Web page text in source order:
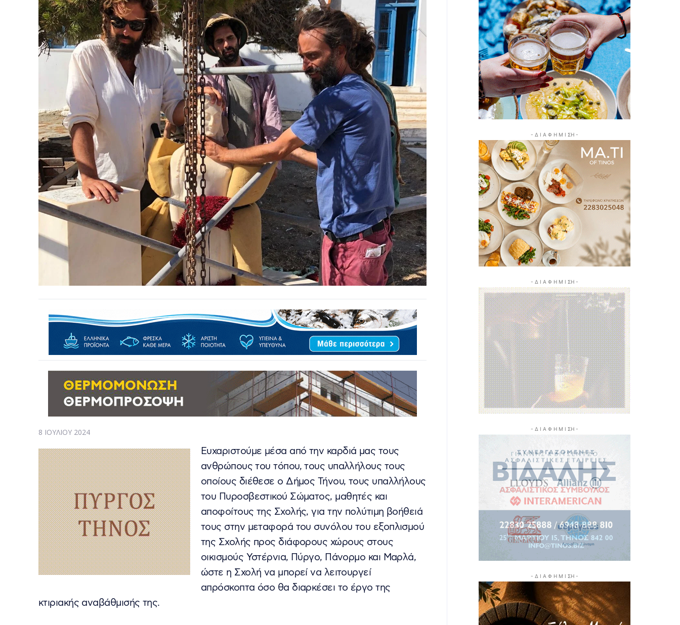
8 ΙΟΥΛΊΟΥ 2024
Ευχαριστούμε μέσα από την καρδιά μας τους
ανθρώπους του τόπου, τους υπαλλήλους τους
οποίους διέθεσε ο Δήμος Τήνου, τους υπαλλήλους
του Πυροσβεστικού Σώματος, μαθητές και
αποφοίτους της Σχολής, για την πολύτιμη βοήθειά
τους στην μεταφορά του συνόλου του εξοπλισμού
της Σχολής προς διάφορους χώρους στους
οικισμούς Υστέρνια, Πύργο, Πάνορμο και Μαρλά,
ώστε η Σχολή να μπορεί να λειτουργεί
απρόσκοπτα όσο θα διαρκέσει το έργο της
κτιριακής αναβάθμισής της.
- Δ Ι Α Φ Η Μ Ι ΣΗ -
- Δ Ι Α Φ Η Μ Ι ΣΗ -
- Δ Ι Α Φ Η Μ Ι ΣΗ -
- Δ Ι Α Φ Η Μ Ι ΣΗ -